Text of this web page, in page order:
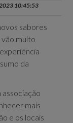
10:45:53
sabores
vão muito
da
mais
e os locais